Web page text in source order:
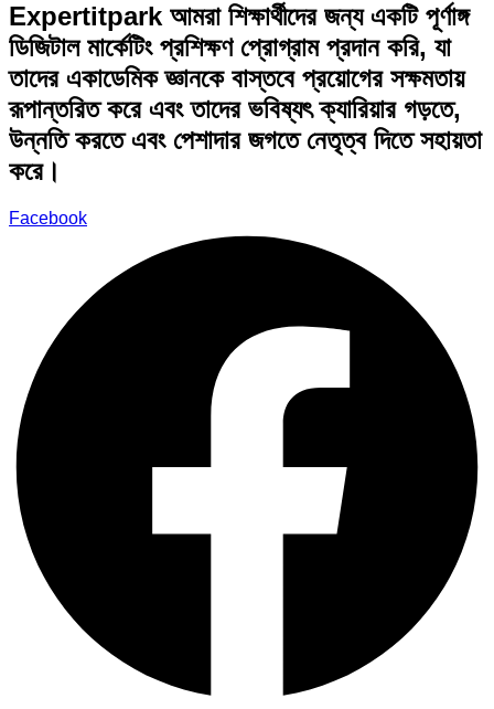
Expertitpark আমরা শিক্ষার্থীদের জন্য একটি পূর্ণাঙ্গ
ডিজিটাল মার্কেটিং প্রশিক্ষণ প্রোগ্রাম প্রদান করি, যা
তাদের একাডেমিক জ্ঞানকে বাস্তবে প্রয়োগের সক্ষমতায়
রূপান্তরিত করে এবং তাদের ভবিষ্যৎ ক্যারিয়ার গড়তে,
উন্নতি করতে এবং পেশাদার জগতে নেতৃত্ব দিতে সহায়তা
করে।
Facebook